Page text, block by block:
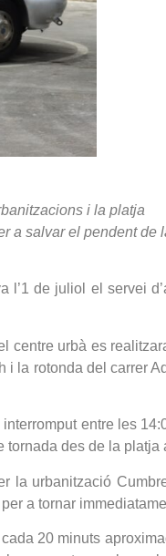
i la platja
a salvar el pendent de
l’1 de juliol el servei
centre urbà es
i la rotonda del carrer
entre les
tornada des de la platja
la urbanització
a tornar
20 minuts